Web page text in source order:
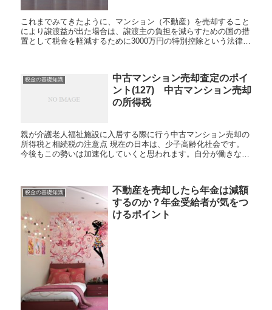
これまでみてきたように、マンション（不動産）を売却すること
により譲渡益が出た場合は、譲渡主の負担を減らすための国の措
置として税金を軽減するために3000万円の特別控除という法律が
税金の基礎知識
中古マンション売却査定のポイ
ント(127) 中古マンション売却
の所得税
親が介護老人福祉施設に入居する際に行う中古マンション売却の
所得税と相続税の注意点 現在の日本は、少子高齢化社会です。
今後もこの勢いは加速化していくと思われます。自分が働きなが
税金の基礎知識
不動産を売却したら年金は減額
するのか？年金受給者が気をつ
けるポイント